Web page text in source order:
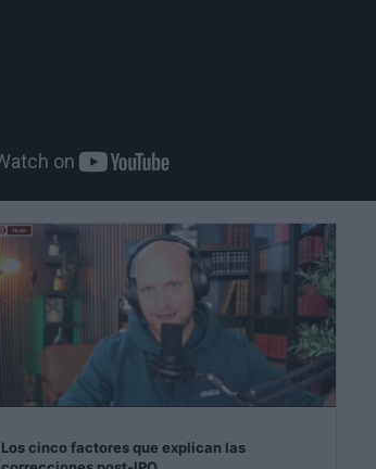
Los cinco factores que explican las